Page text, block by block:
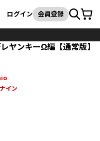
検索
ログイン 会員登録カート
ヤンキーΩ編【通常版】
イン